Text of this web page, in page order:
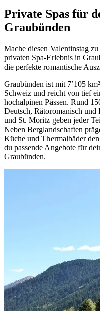
Private Spas für
Graubünden
Mache diesen Valentinstag
privaten Spa-Erlebnis in
die perfekte romantische
Graubünden ist mit 7’105
Schweiz und reicht von tief
hochalpinen Pässen. Rund
Deutsch, Rätoromanisch
und St. Moritz geben jeder
Neben Berglandschaften
Küche und Thermalbäder
du passende Angebote für
Graubünden.